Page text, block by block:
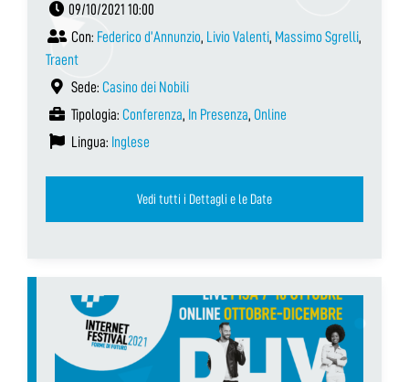
09/10/2021 10:00
Con: Federico d’Annunzio, Livio Valenti, Massimo Sgrelli,
Traent
Sede: Casino dei Nobili
Tipologia: Conferenza, In Presenza, Online
Lingua: Inglese
Vedi tutti i Dettagli e le Date